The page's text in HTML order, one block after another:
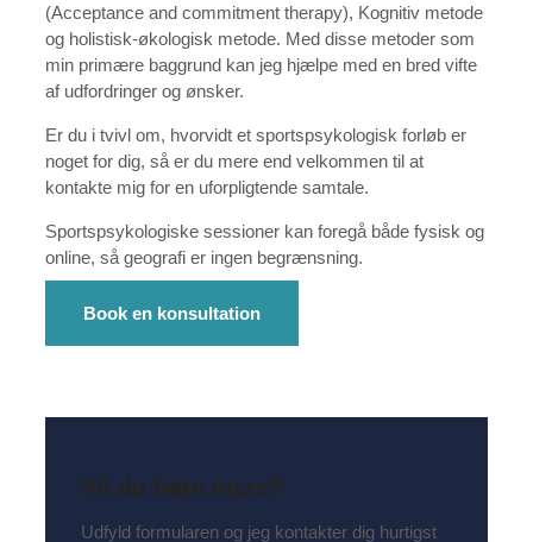
(Acceptance and commitment therapy), Kognitiv metode
og holistisk-økologisk metode. Med disse metoder som
min primære baggrund kan jeg hjælpe med en bred vifte
af udfordringer og ønsker.
Er du i tvivl om, hvorvidt et sportspsykologisk forløb er
noget for dig, så er du mere end velkommen til at
kontakte mig for en uforpligtende samtale.
Sportspsykologiske sessioner kan foregå både fysisk og
online, så geografi er ingen begrænsning.
Book en konsultation
Vil du høre mere?
Udfyld formularen og jeg kontakter dig hurtigst